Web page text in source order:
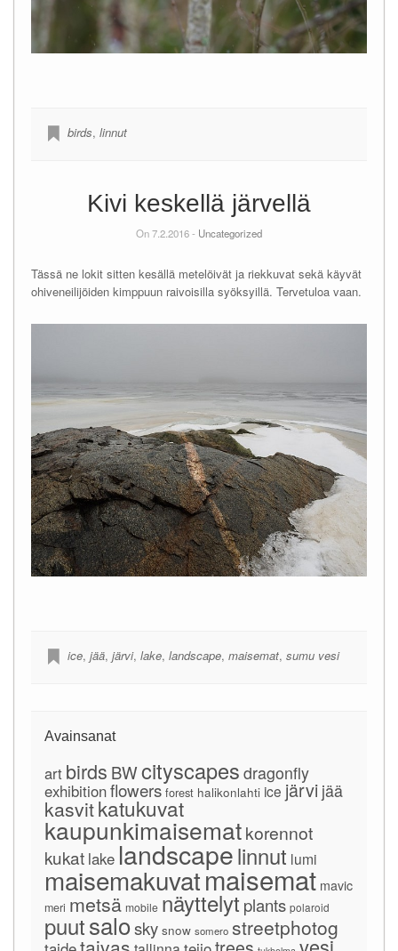
birds, linnut
Kivi keskellä järvellä
On 7.2.2016 - Uncategorized
Tässä ne lokit sitten kesällä metelöivät ja riekkuvat sekä käyvät
ohiveneilijöiden kimppuun raivoisilla syöksyillä. Tervetuloa vaan.
ice, jää, järvi, lake, landscape, maisemat, sumu vesi
Avainsanat
art birds BWcityscapes dragonfly
exhibitionflowers forest halikonlahti ice järvi jää
kasvitkatukuvat
kaupunkimaisematkorennot
kukat lake landscapelinnut lumi
maisemakuvatmaisemat mavic
meri metsä mobile näyttelyt plants polaroid
puutsalosky snow somero streetphotog